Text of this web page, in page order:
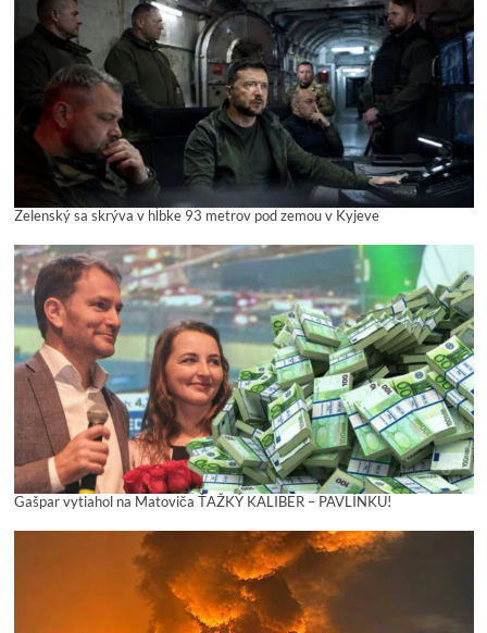
Zelenský sa skrýva v hĺbke 93 metrov pod zemou v Kyjeve
Gašpar vytiahol na Matoviča ŤAŽKÝ KALIBER – PAVLÍNKU!